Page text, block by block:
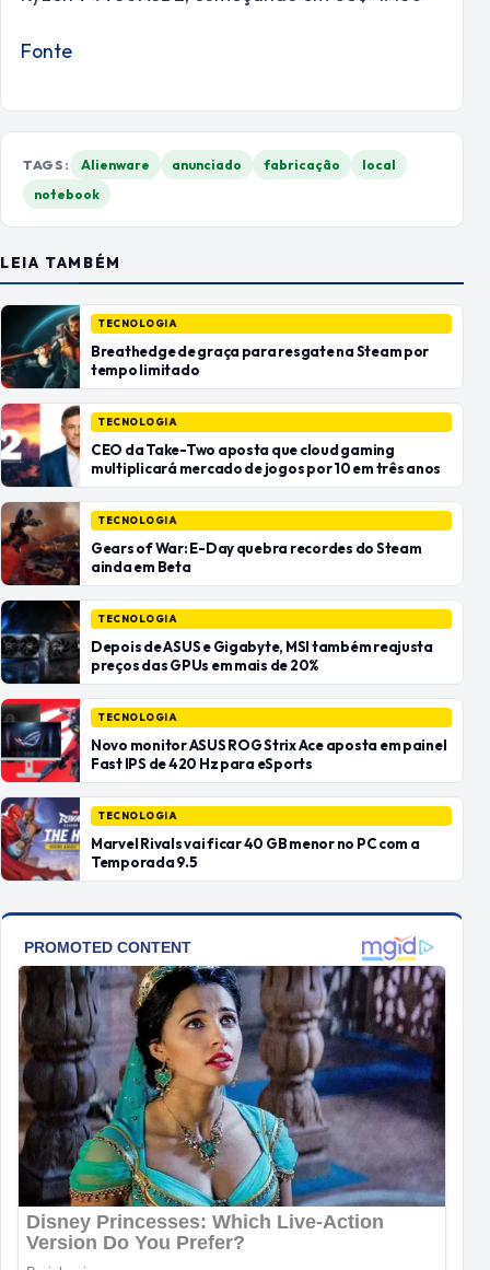
Fonte
TAGS: Alienware anunciado fabricação
local
notebook
LEIA TAMBÉM
TECNOLOGIA
Breathedge de graça para resgate na Steam por
tempo limitado
TECNOLOGIA
CEO da Take-Two aposta que cloud gaming
multiplicará mercado de jogos por 10 em três anos
TECNOLOGIA
Gears of War: E-Day quebra recordes do Steam
ainda em Beta
TECNOLOGIA
Depois de ASUS e Gigabyte, MSI também reajusta
preços das GPUs em mais de 20%
TECNOLOGIA
Novo monitor ASUS ROG Strix Ace aposta em painel
Fast IPS de 420 Hz para eSports
TECNOLOGIA
Marvel Rivals vai ficar 40 GB menor no PC com a
Temporada 9.5